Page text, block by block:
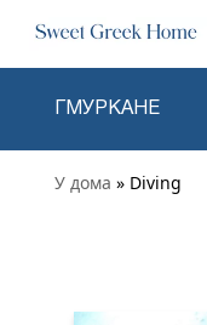
ГМУРКАНЕ
У дома » Diving